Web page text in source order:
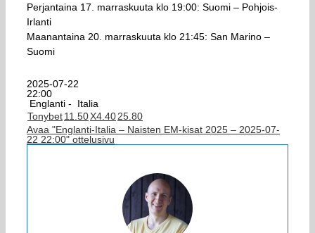
Perjantaina 17. marraskuuta klo 19:00: Suomi – Pohjois-
Irlanti
Maanantaina 20. marraskuuta klo 21:45: San Marino –
Suomi
2025-07-22
22:00
Englanti -
Italia
Tonybet11.50X4.4025.80
Avaa "Englanti-Italia – Naisten EM-kisat 2025 – 2025-07-
22 22:00" ottelusivu